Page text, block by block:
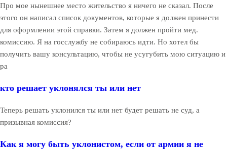
Про мое нынешнее место жительство я ничего не сказал. После
этого он написал список документов, которые я должен принести
для оформлении этой справки. Затем я должен пройти мед.
комиссию. Я на госслужбу не собираюсь идти. Но хотел бы
получить вашу консультацию, чтобы не усугубить мою ситуацию и
ра
кто решает уклонялся ты или нет
Теперь решать уклонился ты или нет будет решать не суд, а
призывная комиссия?
Как я могу быть уклонистом, если от армии я не